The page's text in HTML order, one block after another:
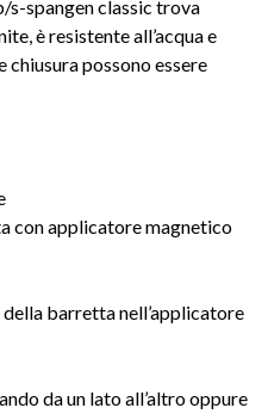
s-spangen classic trova
è resistente all’acqua e
chiusura possono essere
con applicatore magnetico
barretta nell’applicatore
da un lato all’altro oppure